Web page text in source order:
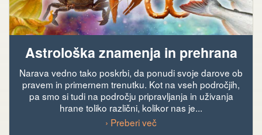
Astrološka znamenja in prehrana
Narava vedno tako poskrbi, da ponudi svoje darove ob
pravem in primernem trenutku. Kot na vseh področjih,
pa smo si tudi na področju pripravljanja in uživanja
hrane toliko različni, kolikor nas je...
› Preberi več